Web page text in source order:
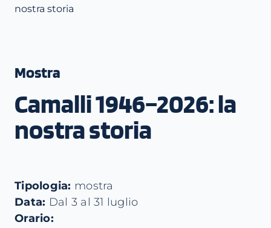
Eventi
Media
Contattaci
nostra storia
Mostra
Camalli 1946–2026: la
nostra storia
Tipologia: mostra
Data: Dal 3 al 31 luglio
Orario: